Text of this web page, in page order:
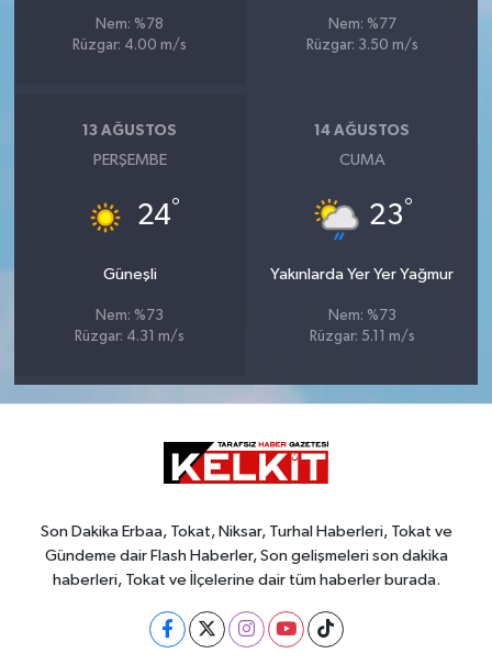
Nem: %78
Rüzgar: 4.00 m/s
Nem: %77
Rüzgar: 3.50 m/s
13 AĞUSTOS
PERŞEMBE
24°
Güneşli
Nem: %73
Rüzgar: 4.31 m/s
14 AĞUSTOS
CUMA
23°
Yakınlarda Yer Yer Yağmur
Nem: %73
Rüzgar: 5.11 m/s
Son Dakika Erbaa, Tokat, Niksar, Turhal Haberleri, Tokat ve
Gündeme dair Flash Haberler, Son gelişmeleri son dakika
haberleri, Tokat ve İlçelerine dair tüm haberler burada.